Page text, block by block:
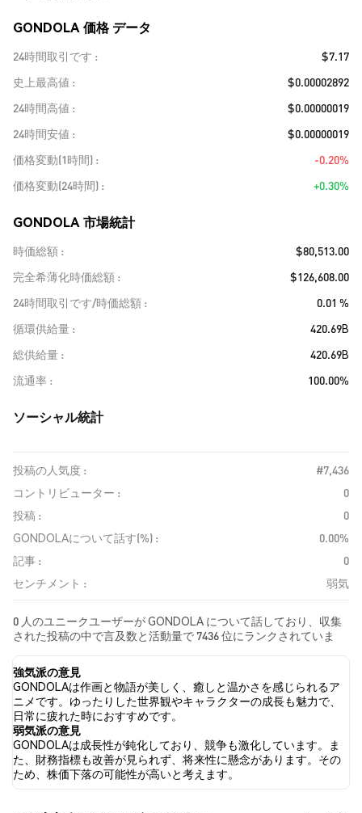
GONDOLA 価格 データ
24時間取引です
$7.17
史上最高値
$0.00002892
24時間高値
$0.00000019
24時間安値
$0.00000019
価格変動(1時間)
-0.20%
価格変動(24時間)
+0.30%
GONDOLA 市場統計
時価総額
$80,513.00
完全希薄化時価総額
$126,608.00
24時間取引です/時価総額
0.01 %
循環供給量
420.69B
総供給量
420.69B
流通率
100.00%
ソーシャル統計
投稿の人気度 :
#7,436
コントリビューター :
0
投稿 :
0
GONDOLAについて話す(%) :
0.00%
記事 :
0
センチメント :
弱気
0 人のユニークユーザーが GONDOLA について話しており、収集
された投稿の中で言及数と活動量で 7436 位にランクされていま
GONDOLA への感情は 弱気 でした。 最後に、GONDOLA に関す
るニュース記事が 0 件公開されました。 Twitterでは、NaN% の
ツイートが強気の感情を示し、NaN% のツイートが弱気の感情を
示しました。 NaN% のツイートは GONDOLA に対して中立的でし
た。 これらの感情分析は 0 件のツイートに基づいています。
強気派の意見
GONDOLAは作画と物語が美しく、癒しと温かさを感じられるア
ニメです。ゆったりした世界観やキャラクターの成長も魅力で、
日常に疲れた時におすすめです。
弱気派の意見
GONDOLAは成長性が鈍化しており、競争も激化しています。ま
た、財務指標も改善が見られず、将来性に懸念があります。その
ため、株価下落の可能性が高いと考えます。